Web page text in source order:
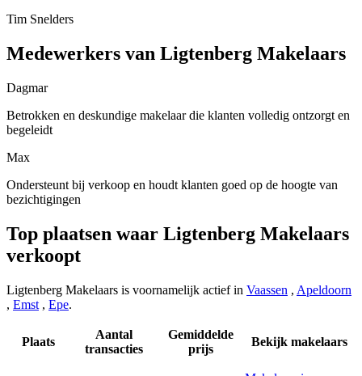
Tim Snelders
Medewerkers van Ligtenberg Makelaars
Dagmar
Betrokken en deskundige makelaar die klanten volledig ontzorgt en
begeleidt
Max
Ondersteunt bij verkoop en houdt klanten goed op de hoogte van
bezichtigingen
Top plaatsen waar Ligtenberg Makelaars
verkoopt
Ligtenberg Makelaars is voornamelijk actief in Vaassen , Apeldoorn
, Emst , Epe.
Plaats
Aantal
transacties
Gemiddelde
prijs
Bekijk makelaars